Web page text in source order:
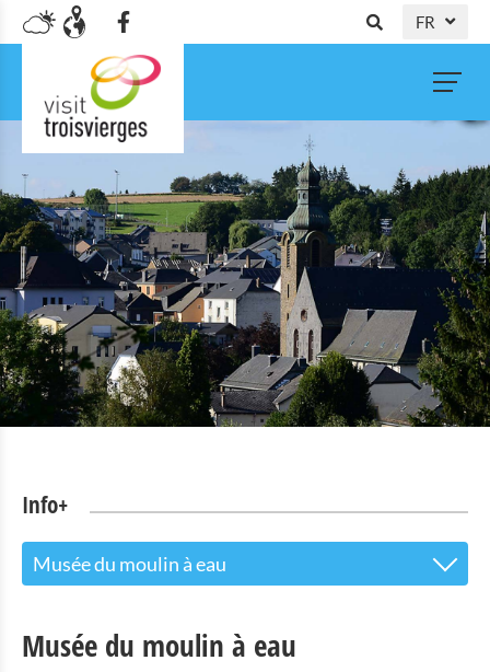
FR
NL
EN
Info+
Musée du moulin à eau
Attractions touristiques
Musée du moulin à eau